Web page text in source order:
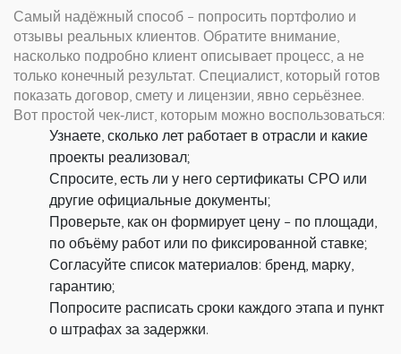
Самый надёжный способ – попросить портфолио и
отзывы реальных клиентов. Обратите внимание,
насколько подробно клиент описывает процесс, а не
только конечный результат. Специалист, который готов
показать договор, смету и лицензии, явно серьёзнее.
Вот простой чек‑лист, которым можно воспользоваться:
Узнаете, сколько лет работает в отрасли и какие
проекты реализовал;
Спросите, есть ли у него сертификаты СРО или
другие официальные документы;
Проверьте, как он формирует цену – по площади,
по объёму работ или по фиксированной ставке;
Согласуйте список материалов: бренд, марку,
гарантию;
Попросите расписать сроки каждого этапа и пункт
о штрафах за задержки.